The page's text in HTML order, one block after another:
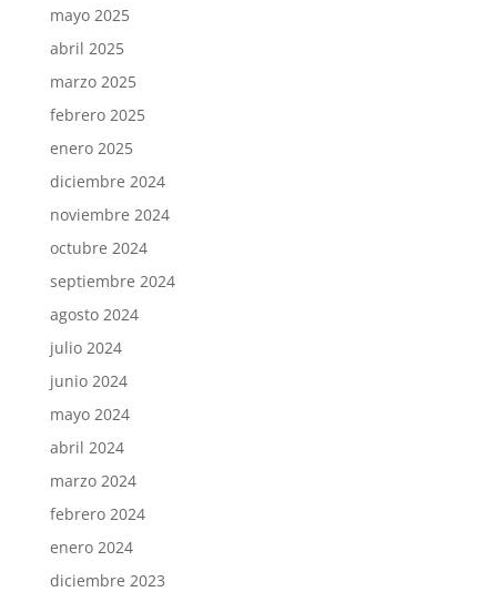
mayo 2025
abril 2025
marzo 2025
febrero 2025
enero 2025
diciembre 2024
noviembre 2024
octubre 2024
septiembre 2024
agosto 2024
julio 2024
junio 2024
mayo 2024
abril 2024
marzo 2024
febrero 2024
enero 2024
diciembre 2023